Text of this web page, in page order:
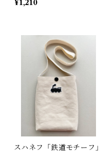
¥1,210
スハネフ「鉄道モチーフ」